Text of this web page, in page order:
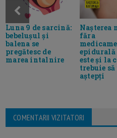
Luna 9 de sarcină:
bebelușul și
balena se
pregătesc de
marea intalnire
Nașterea
făra
epidurală
este și la
trebuie să
aștepți
COMENTARII VIZITATORI